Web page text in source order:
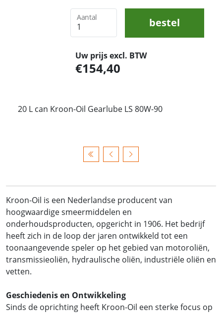
Aantal bestel
Uw prijs excl. BTW
154,40
20 L can Kroon-Oil Gearlube LS 80W-90
Kroon-Oil is een Nederlandse producent van
hoogwaardige smeermiddelen en
onderhoudsproducten, opgericht in 1906. Het bedrijf
heeft zich in de loop der jaren ontwikkeld tot een
toonaangevende speler op het gebied van motoroliën,
transmissieoliën, hydraulische oliën, industriële oliën en
vetten.
Geschiedenis en Ontwikkeling
Sinds de oprichting heeft Kroon-Oil een sterke focus op